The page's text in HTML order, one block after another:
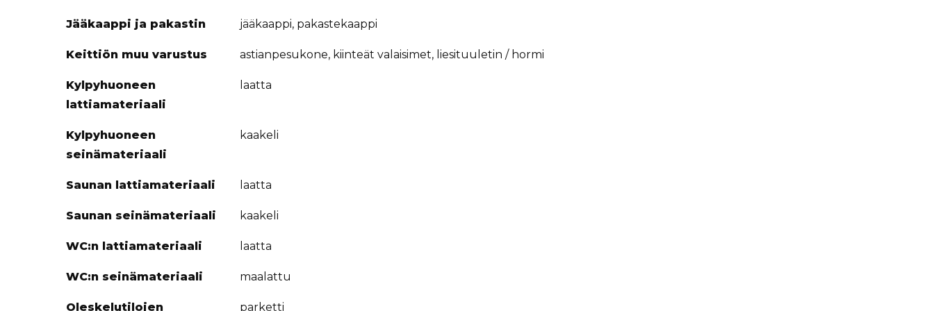
Jääkaappi ja pakastin jääkaappi, pakastekaappi
Keittiön muu varustus astianpesukone, kiinteät valaisimet, liesituuletin / hormi
Kylpyhuoneen
lattiamateriaali
laatta
Kylpyhuoneen
seinämateriaali
kaakeli
Saunan lattiamateriaali laatta
Saunan seinämateriaali kaakeli
WC:n lattiamateriaali laatta
WC:n seinämateriaali maalattu
Oleskelutilojen
parketti